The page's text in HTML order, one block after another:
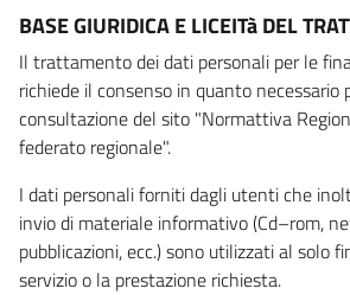
BASE GIURIDICA E LICEITà DEL
Il trattamento dei dati personali per le
richiede il consenso in quanto necessario
consultazione del sito "Normattiva
federato regionale".
I dati personali forniti dagli utenti che
invio di materiale informativo (Cd–rom,
pubblicazioni, ecc.) sono utilizzati al solo
servizio o la prestazione richiesta.